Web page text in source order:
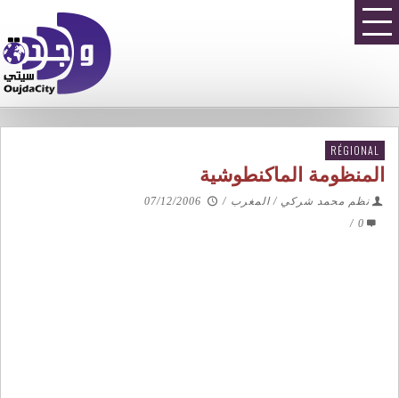
RÉGIONAL
المنظومة الماكنطوشية
نظم محمد شركي / المغرب /
07/12/2006
0
/